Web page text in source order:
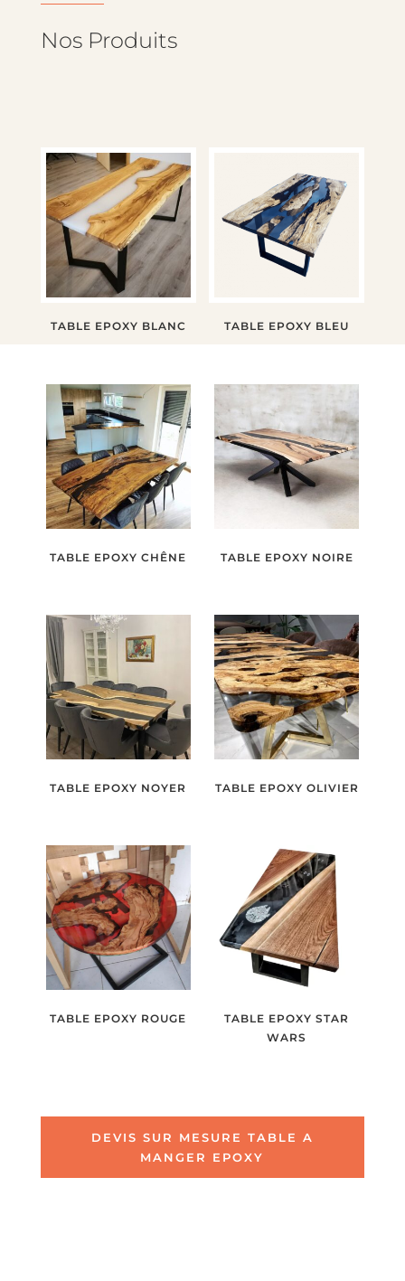
Nos Produits
TABLE EPOXY BLANC TABLE EPOXY BLEU
TABLE EPOXY CHÊNE TABLE EPOXY NOIRE
TABLE EPOXY NOYER TABLE EPOXY OLIVIER
TABLE EPOXY ROUGE
TABLE EPOXY STAR
WARS
DEVIS SUR MESURE TABLE A
MANGER EPOXY